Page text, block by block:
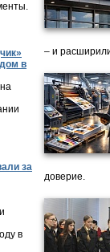
в
за
в
– и
доверие.